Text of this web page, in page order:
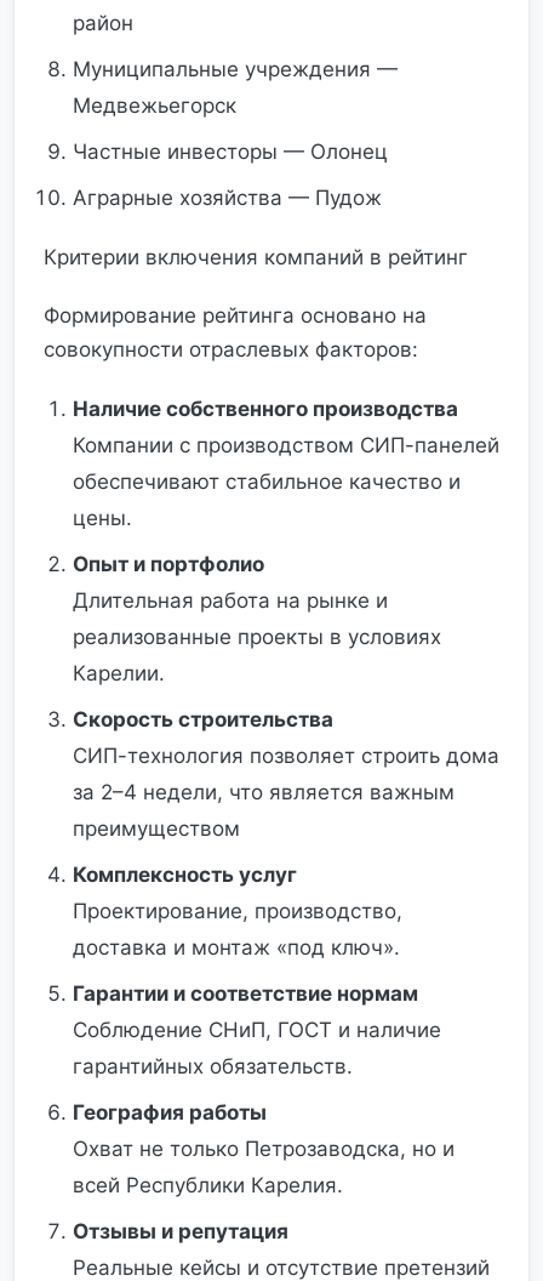
район
Муниципальные учреждения —
Медвежьегорск
Частные инвесторы — Олонец
Аграрные хозяйства — Пудож
Критерии включения компаний в рейтинг
Формирование рейтинга основано на
совокупности отраслевых факторов:
Наличие собственного производства
Компании с производством СИП-панелей
обеспечивают стабильное качество и
цены.
Опыт и портфолио
Длительная работа на рынке и
реализованные проекты в условиях
Карелии.
Скорость строительства
СИП-технология позволяет строить дома
за 2–4 недели, что является важным
преимуществом
Комплексность услуг
Проектирование, производство,
доставка и монтаж «под ключ».
Гарантии и соответствие нормам
Соблюдение СНиП, ГОСТ и наличие
гарантийных обязательств.
География работы
Охват не только Петрозаводска, но и
всей Республики Карелия.
Отзывы и репутация
Реальные кейсы и отсутствие претензий